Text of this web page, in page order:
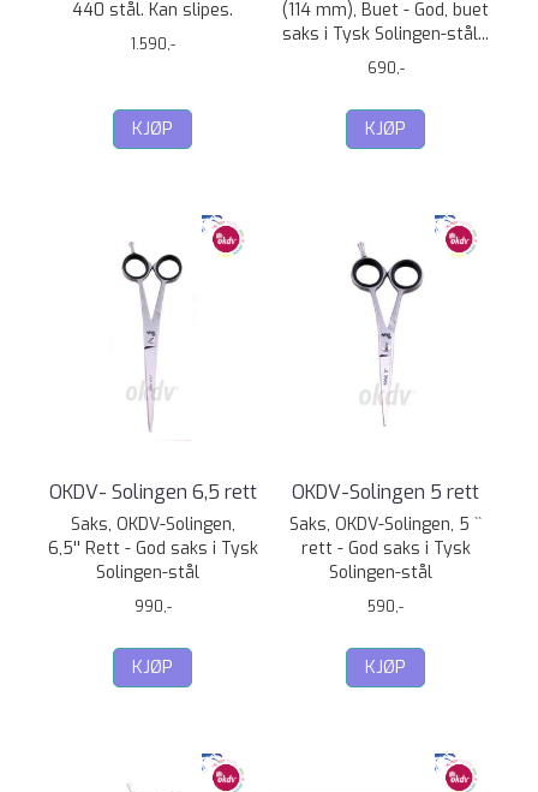
440 stål. Kan slipes.
1.590,-
KJØP
(114 mm), Buet - God, buet
saks i Tysk Solingen-stål...
690,-
KJØP
OKDV- Solingen 6,5 rett
Saks, OKDV-Solingen,
6,5'' Rett - God saks i Tysk
Solingen-stål
990,-
KJØP
OKDV-Solingen 5 rett
Saks, OKDV-Solingen, 5 ``
rett - God saks i Tysk
Solingen-stål
590,-
KJØP